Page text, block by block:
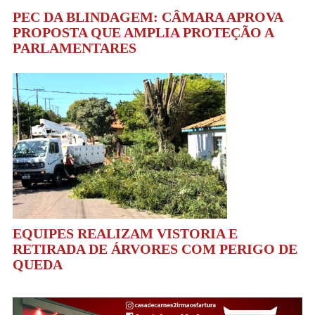
PEC DA BLINDAGEM: CÂMARA APROVA
PROPOSTA QUE AMPLIA PROTEÇÃO A
PARLAMENTARES
EQUIPES REALIZAM VISTORIA E
RETIRADA DE ÁRVORES COM PERIGO DE
QUEDA